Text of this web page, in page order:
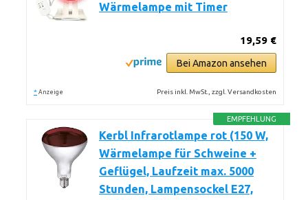
Wärmelampe mit Timer
19,59 €
Bei Amazon ansehen
* Anzeige Preis inkl. MwSt., zzgl. Versandkosten
EMPFEHLUNG
Kerbl Infrarotlampe rot (150 W,
Wärmelampe für Schweine +
Geflügel, Laufzeit max. 5000
Stunden, Lampensockel E27,